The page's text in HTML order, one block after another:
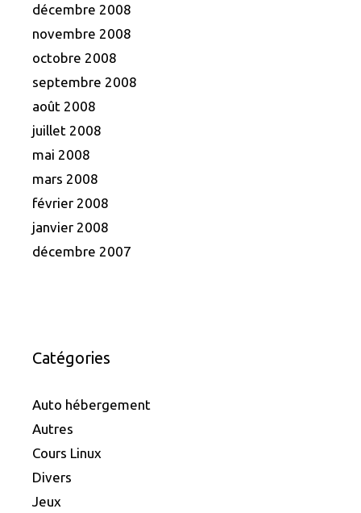
décembre 2008
novembre 2008
octobre 2008
septembre 2008
août 2008
juillet 2008
mai 2008
mars 2008
février 2008
janvier 2008
décembre 2007
Catégories
Auto hébergement
Autres
Cours Linux
Divers
Jeux